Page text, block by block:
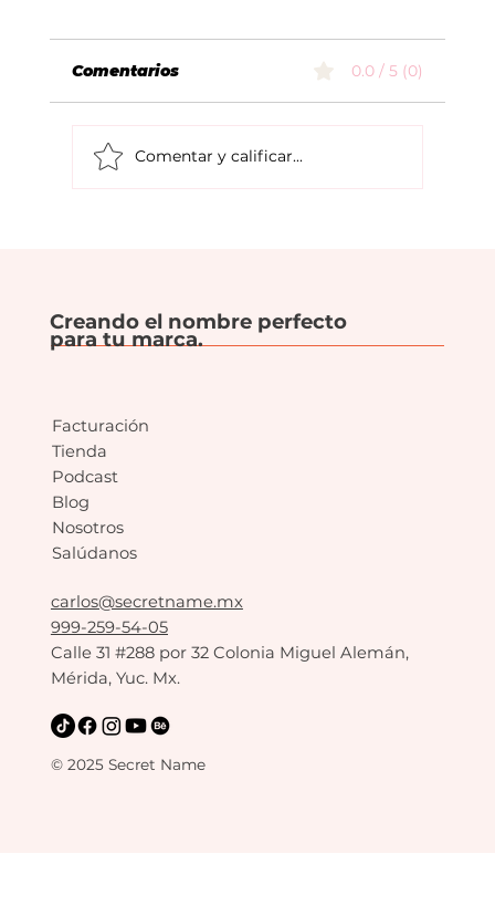
Creando el nombre perfecto
para tu marca.
carlos@secretname.mx
999-259-54-05
Calle 31 #288 por 32 Colonia Miguel Alemán,
Mérida, Yuc. Mx.
Facturación
Tienda
Podcast
Blog
Nosotros
Salúdanos
© 2025 Secret Name
Comentarios 0.0 / 5 (0)
Comentar y calificar...